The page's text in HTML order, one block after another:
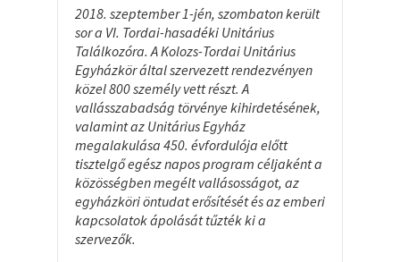
2018. szeptember 1-jén, szombaton került
sor a VI. Tordai-hasadéki Unitárius
Találkozóra. A Kolozs-Tordai Unitárius
Egyházkör által szervezett rendezvényen
közel 800 személy vett részt. A
vallásszabadság törvénye kihirdetésének,
valamint az Unitárius Egyház
megalakulása 450. évfordulója előtt
tisztelgő egész napos program céljaként a
közösségben megélt vallásosságot, az
egyházköri öntudat erősítését és az emberi
kapcsolatok ápolását tűzték ki a
szervezők.